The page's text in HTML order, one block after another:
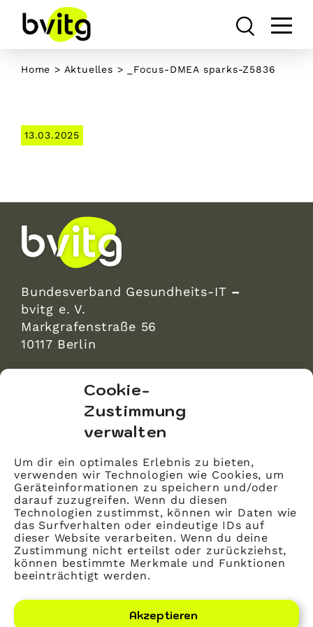
Cookie-
Zustimmung
verwalten
Um dir ein optimales Erlebnis zu bieten,
verwenden wir Technologien wie Cookies, um
Geräteinformationen zu speichern und/oder
darauf zuzugreifen. Wenn du diesen
Technologien zustimmst, können wir Daten wie
das Surfverhalten oder eindeutige IDs auf
dieser Website verarbeiten. Wenn du deine
Zustimmung nicht erteilst oder zurückziehst,
können bestimmte Merkmale und Funktionen
beeinträchtigt werden.
Akzeptieren
content
Home > Aktuelles > _Focus-DMEA sparks-Z5836
13.03.2025
Bundesverband Gesundheits-IT –
bvitg e. V.
Markgrafenstraße 56
10117 Berlin
Markgrafenstraße 56
10117 Berlin
Impressum
Kontakt
Datenschutz
Mitglied werden
LinkedIn
YouTube